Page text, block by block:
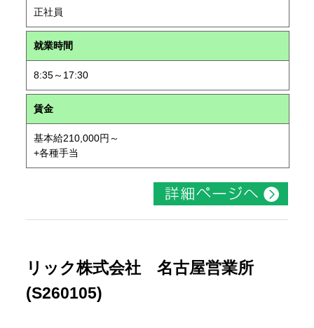
正社員
就業時間
8:35～17:30
賃金
基本給210,000円～
+各種手当
リック株式会社 名古屋営業所
(S260105)